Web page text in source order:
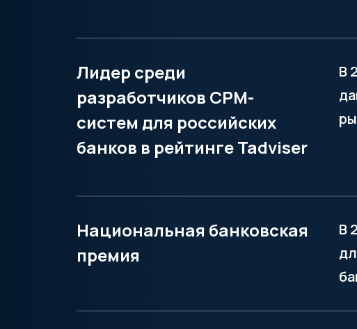
Лидер среди
разработчиков CPM-
систем для российских
банков в рейтинге Tadviser
В
Национальная банковская
премия
В